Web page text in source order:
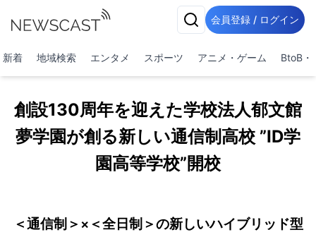
会員登録 / ログイン
新着 地域検索 エンタメ スポーツ アニメ・ゲーム BtoB・
創設130周年を迎えた学校法人郁文館
夢学園が創る新しい通信制高校 ”ID学
園高等学校”開校
＜通信制＞×＜全日制＞の新しいハイブリッド型